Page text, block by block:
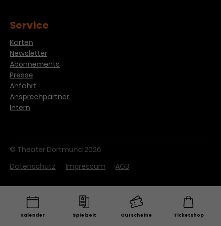
Service
Karten
Newsletter
Abonnements
Presse
Anfahrt
Ansprechpartner
Intern
© Theater Dortmund 2026
Datenschutz
Impressum AGB
Kalender Spielzeit Gutscheine Ticketshop